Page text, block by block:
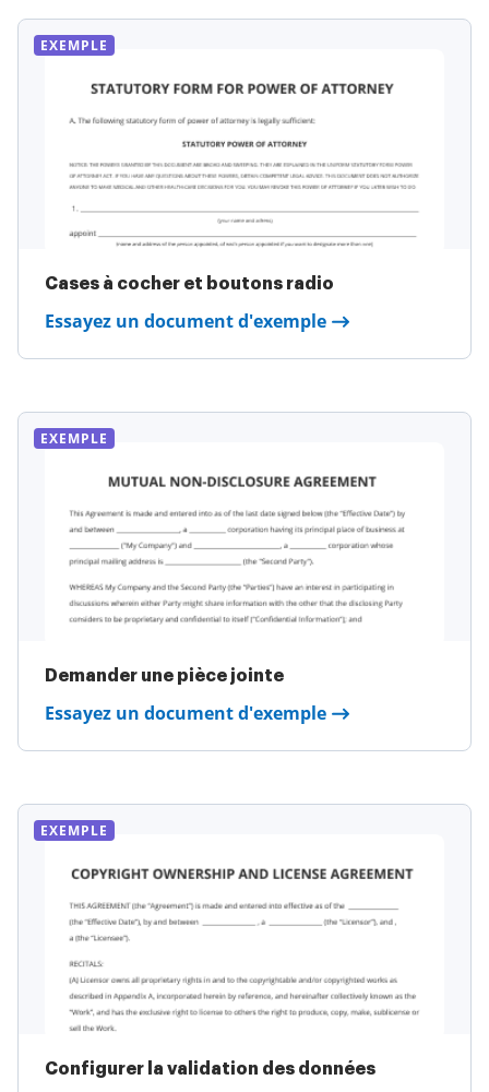
EXEMPLE
Cases à cocher et boutons radio
Essayez un document d'exemple
EXEMPLE
Demander une pièce jointe
Essayez un document d'exemple
EXEMPLE
Configurer la validation des données